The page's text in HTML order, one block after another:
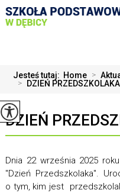
Jesteś tutaj: Home >
> DZIEŃ
DZIEŃ
Dnia 22 września 2025
"Dzień Przedszkolaka".
o tym, kim jest